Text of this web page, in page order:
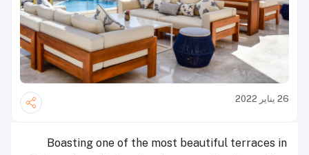
26 يناير 2022
Boasting one of the most beautiful terraces in